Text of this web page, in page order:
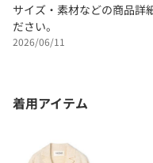
サイズ・素材などの商品詳
ださい。
2026/06/11
着用アイテム